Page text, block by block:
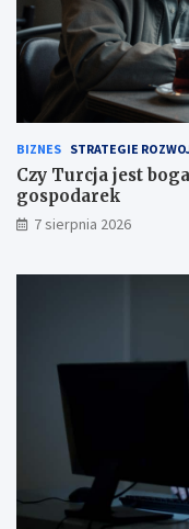
BIZNES STRATEGIE
Czy Turcja jest
gospodarek
7 sierpnia 2026